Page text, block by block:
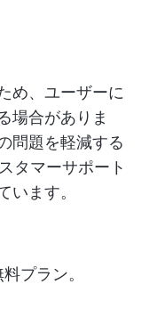
め、ユーザーに
場合がありま
問題を軽減する
タマーサポート
います。
プラン。